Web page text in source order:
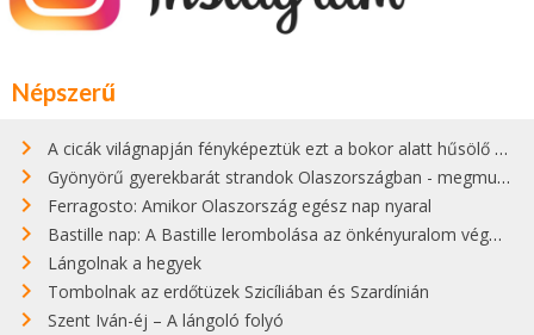
Népszerű
A cicák világnapján fényképeztük ezt a bokor alatt hűsölő cicát Kisorosziban
Gyönyörű gyerekbarát strandok Olaszországban - megmutatjuk a 15 legjobbat
Ferragosto: Amikor Olaszország egész nap nyaral
Bastille nap: A Bastille lerombolása az önkényuralom végét jelentette
Lángolnak a hegyek
Tombolnak az erdőtüzek Szicíliában és Szardínián
Szent Iván-éj – A lángoló folyó